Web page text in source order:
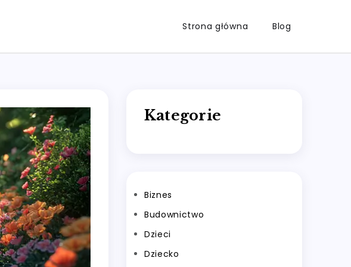
Strona główna Blog
Kategorie
Biznes
Budownictwo
Dzieci
Dziecko